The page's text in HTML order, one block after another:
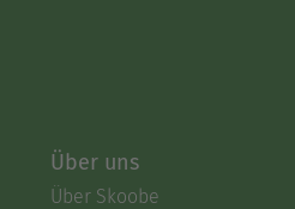
Über uns
Über Skoobe